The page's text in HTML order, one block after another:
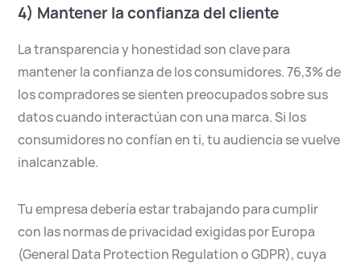
4) Mantener la confianza del cliente
La transparencia y honestidad son clave para
mantener la confianza de los consumidores. 76,3% de
los compradores se sienten preocupados sobre sus
datos cuando interactúan con una marca. Si los
consumidores no confían en ti, tu audiencia se vuelve
inalcanzable.
Tu empresa debería estar trabajando para cumplir
con las normas de privacidad exigidas por Europa
(General Data Protection Regulation o GDPR), cuya